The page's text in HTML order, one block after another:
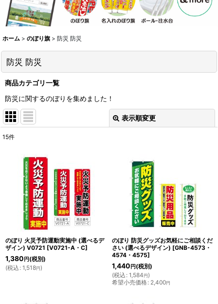
ホーム > のぼり旗 > 防災 防災
防災 防災
商品カテゴリ一覧
防災に関するのぼりを集めました！
表示順変更
並び順
15件
のぼり 火災予防運動実施中 (選べるデ
ザイン) V0721 [V0721-A・C]
1,380 円 (税別)
(税込 : 1,518円)
のぼり 防災グッズお気軽にご相談くだ
さい (選べるデザイン) [GNB-4573・
4574・4575]
1,440 円 (税別)
(税込 : 1,584円)
希望小売価格: 2,400円